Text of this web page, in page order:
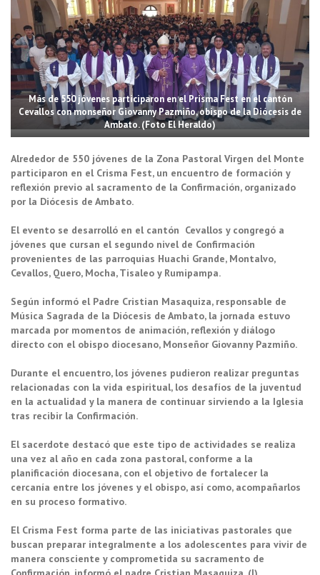
Más de 550 jóvenes participaron en el Prisma Fest en el cantón
Cevallos con monseñor Giovanny Pazmiño, obispo de la Diócesis de
Ambato. (Foto El Heraldo)
Alrededor de 550 jóvenes de la Zona Pastoral Virgen del Monte
participaron en el Crisma Fest, un encuentro de formación y
reflexión previo al sacramento de la Confirmación, organizado
por la Diócesis de Ambato.
El evento se desarrolló en el cantón Cevallos y congregó a
jóvenes que cursan el segundo nivel de Confirmación
provenientes de las parroquias Huachi Grande, Montalvo,
Cevallos, Quero, Mocha, Tisaleo y Rumipampa.
Según informó el Padre Cristian Masaquiza, responsable de
Música Sagrada de la Diócesis de Ambato, la jornada estuvo
marcada por momentos de animación, reflexión y diálogo
directo con el obispo diocesano, Monseñor Giovanny Pazmiño.
Durante el encuentro, los jóvenes pudieron realizar preguntas
relacionadas con la vida espiritual, los desafíos de la juventud
en la actualidad y la manera de continuar sirviendo a la Iglesia
tras recibir la Confirmación.
El sacerdote destacó que este tipo de actividades se realiza
una vez al año en cada zona pastoral, conforme a la
planificación diocesana, con el objetivo de fortalecer la
cercanía entre los jóvenes y el obispo, así como, acompañarlos
en su proceso formativo.
El Crisma Fest forma parte de las iniciativas pastorales que
buscan preparar integralmente a los adolescentes para vivir de
manera consciente y comprometida su sacramento de